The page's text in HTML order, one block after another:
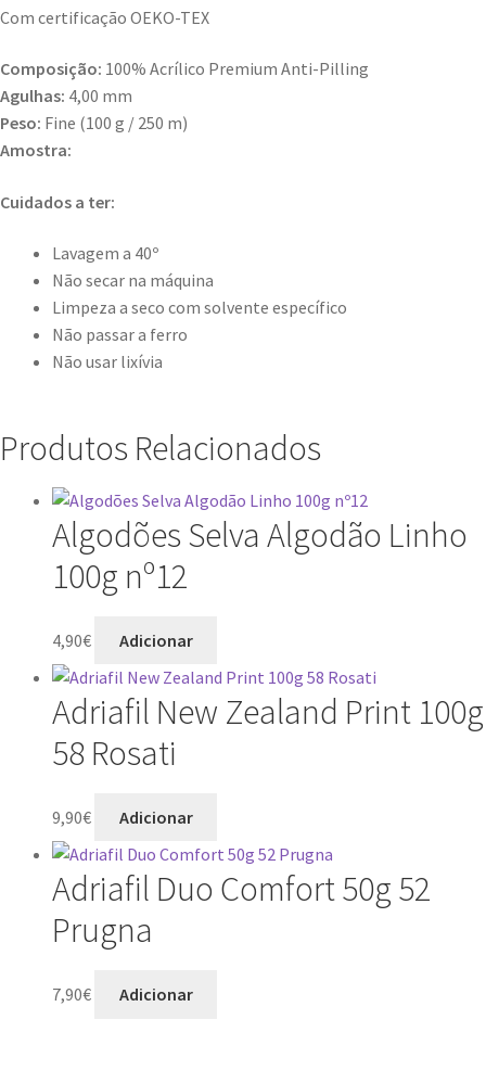
Com certificação OEKO-TEX
Composição: 100% Acrílico Premium Anti-Pilling
Agulhas: 4,00 mm
Peso: Fine (100 g / 250 m)
Amostra:
Cuidados a ter:
Lavagem a 40º
Não secar na máquina
Limpeza a seco com solvente específico
Não passar a ferro
Não usar lixívia
Produtos Relacionados
Algodões Selva Algodão Linho
100g nº12
4,90€ Adicionar
Adriafil New Zealand Print 100g
58 Rosati
9,90€ Adicionar
Adriafil Duo Comfort 50g 52
Prugna
7,90€ Adicionar